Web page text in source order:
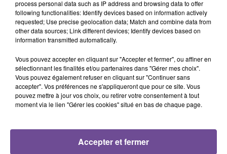
éviter les ruptures. Vous veillez au rangement des stocks et
de la réserve et participez au déchargement des camions.
Vous veillez au respect des règles d'hygiène et de sécurité.
Vous accueillez, renseignez et conseillez les clients dans le
respect de la charte accueil du magasin. Une expérience
dans la grande distribution est appréciée.
Référence de l’offre Pôle Emploi : 149PRRV
process personal data such as IP address and browsing data to offer
following functionalities: Identify devices based on information actively
requested; Use precise geolocation data; Match and combine data from
other data sources; Link different devices; Identify devices based on
information transmitted automatically.
Vous pouvez accepter en cliquant sur "Accepter et fermer", ou affiner en
sélectionnant les finalités et/ou partenaires dans "Gérer mes choix".
Vous pouvez également refuser en cliquant sur "Continuer sans
accepter". Vos préférences ne s'appliqueront que pour ce site. Vous
pouvez mettre à jour vos choix, ou retirer votre consentement à tout
moment via le lien "Gérer les cookies" situé en bas de chaque page.
Accepter et fermer